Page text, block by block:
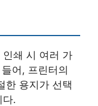
쇄 시 여러 가
어, 프린터의
한 용지가 선택
다.